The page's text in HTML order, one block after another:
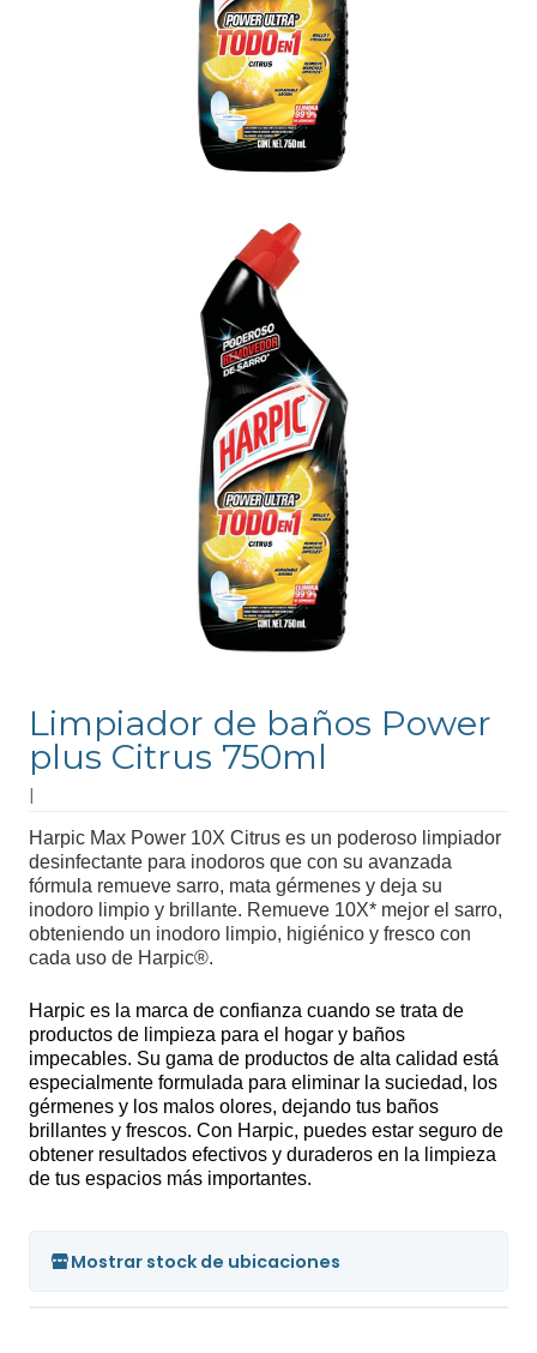
Limpiador de baños Power
plus Citrus 750ml
|
Harpic Max Power 10X Citrus es un poderoso limpiador
desinfectante para inodoros que con su avanzada
fórmula remueve sarro, mata gérmenes y deja su
inodoro limpio y brillante. Remueve 10X* mejor el sarro,
obteniendo un inodoro limpio, higiénico y fresco con
cada uso de Harpic®.
Harpic es la marca de confianza cuando se trata de
productos de limpieza para el hogar y baños
impecables. Su gama de productos de alta calidad está
especialmente formulada para eliminar la suciedad, los
gérmenes y los malos olores, dejando tus baños
brillantes y frescos. Con Harpic, puedes estar seguro de
obtener resultados efectivos y duraderos en la limpieza
de tus espacios más importantes.
Mostrar stock de ubicaciones